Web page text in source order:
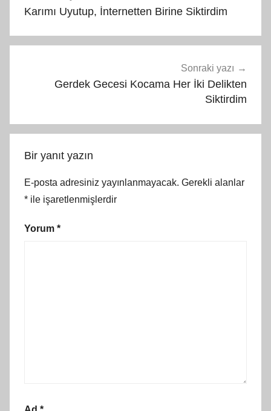
gezinmesi
Karımı Uyutup, İnternetten Birine Siktirdim
Sonraki yazı
Gerdek Gecesi Kocama Her İki Delikten
Siktirdim
Bir yanıt yazın
E-posta adresiniz yayınlanmayacak. Gerekli alanlar
* ile işaretlenmişlerdir
Yorum *